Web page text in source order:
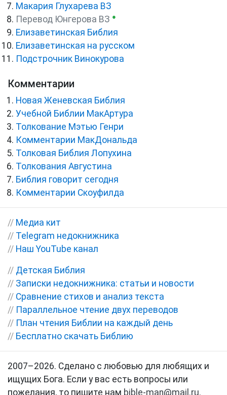
Макария Глухарева ВЗ
Перевод Юнгерова ВЗ ●
Елизаветинская Библия
Елизаветинская на русском
Подстрочник Винокурова
Комментарии
Новая Женевская Библия
Учебной Библии МакАртура
Толкование Мэтью Генри
Комментарии МакДональда
Толковая Библия Лопухина
Толкования Августина
Библия говорит сегодня
Комментарии Скоуфилда
// Медиа кит
// Telegram недокнижника
// Наш YouTube канал
// Детская Библия
// Записки недокнижника: статьи и новости
// Сравнение стихов и анализ текста
// Параллельное чтение двух переводов
// План чтения Библии на каждый день
// Бесплатно скачать Библию
2007–2026. Сделано с любовью для любящих и
ищущих Бога. Если у вас есть вопросы или
пожелания, то пишите нам bible-man@mail.ru.